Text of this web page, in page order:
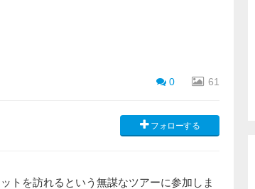
0 61
フォローする
トを訪れるという無謀なツアーに参加しま